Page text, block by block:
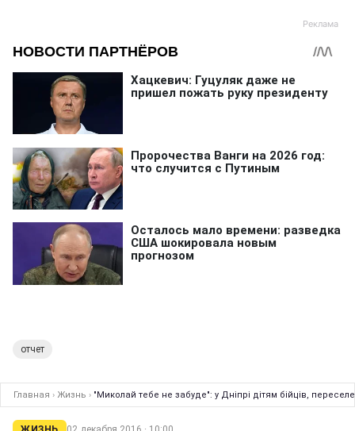
отчет
Главная › Жизнь › "Миколай тебе не забуде": у Дніпрі дітям бійців,